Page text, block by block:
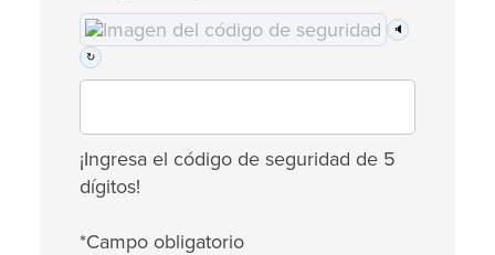
🔈
↻
¡Ingresa el código de seguridad de 5
dígitos!
*Campo obligatorio